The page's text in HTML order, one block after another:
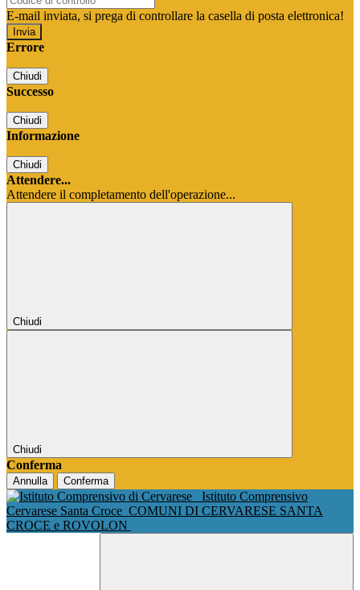
E-mail inviata, si prega di controllare la casella di posta elettronica!
Errore
Chiudi
Successo
Chiudi
Informazione
Chiudi
Attendere...
Attendere il completamento dell'operazione...
Chiudi
Chiudi
Conferma
Annulla Conferma
Istituto Comprensivo
Cervarese Santa Croce COMUNI DI CERVARESE SANTA
CROCE e ROVOLON